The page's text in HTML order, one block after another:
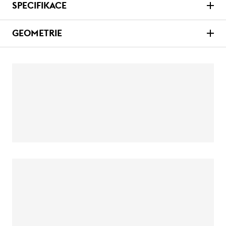
SPECIFIKACE
GEOMETRIE